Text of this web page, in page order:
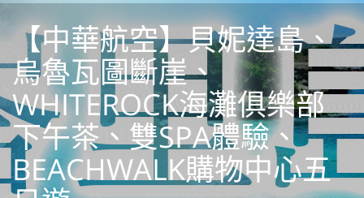
【中華航空】貝妮達島、
烏魯瓦圖斷崖、
WHITEROCK海灘俱樂部
下午茶、雙SPA體驗、
BEACHWALK購物中心五